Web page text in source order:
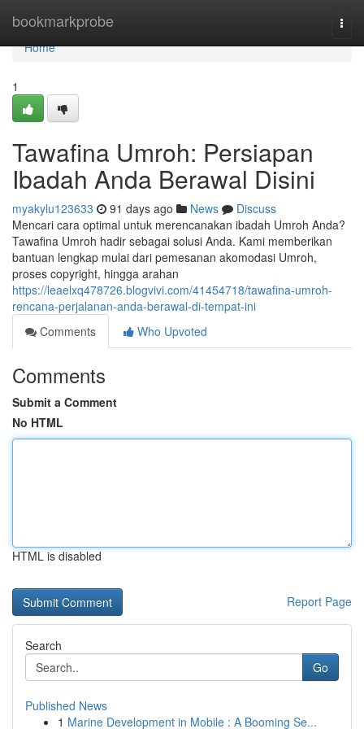
bookmarkprobe
Home
Home
1
Tawafina Umroh: Persiapan
Ibadah Anda Berawal Disini
myakylu123633 91 days ago News
Discuss
Mencari cara optimal untuk merencanakan ibadah Umroh Anda?
Tawafina Umroh hadir sebagai solusi Anda. Kami memberikan
bantuan lengkap mulai dari pemesanan akomodasi Umroh,
proses copyright, hingga arahan
https://leaelxq478726.blogvivi.com/41454718/tawafina-umroh-
rencana-perjalanan-anda-berawal-di-tempat-ini
Comments
Who Upvoted
Comments
Submit a Comment
No HTML
HTML is disabled
Report Page
Search
Go
Published News
1 Marine Development in Mobile : A Booming Se...